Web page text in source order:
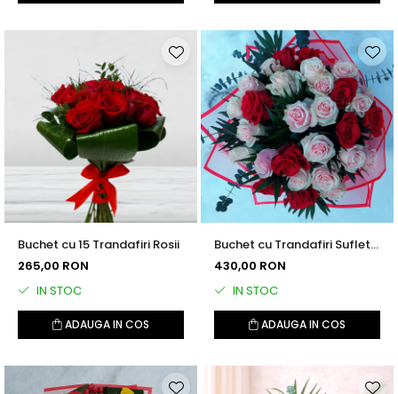
Buchet cu 15 Trandafiri Rosii
265,00 RON
IN STOC
ADAUGA IN COS
Buchet cu Trandafiri Suflet
Pereche
430,00 RON
IN STOC
ADAUGA IN COS